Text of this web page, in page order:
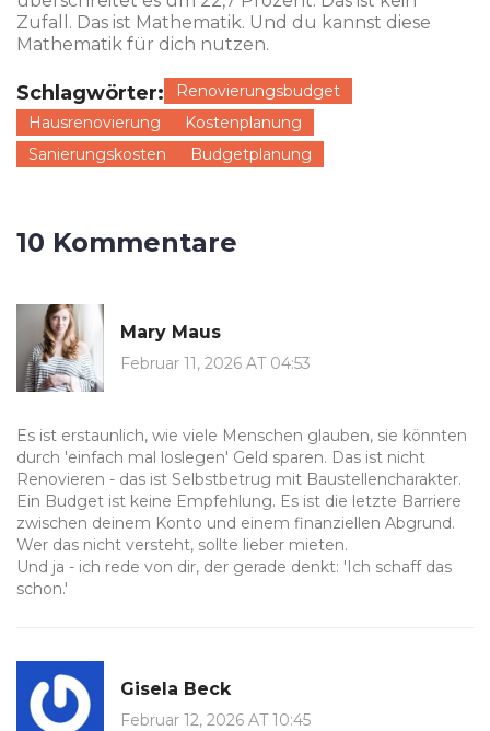
Zufall. Das ist Mathematik. Und du kannst diese
Mathematik für dich nutzen.
Schlagwörter:
Renovierungsbudget
Hausrenovierung
Kostenplanung
Sanierungskosten
Budgetplanung
10 Kommentare
Mary Maus
Februar 11, 2026 AT 04:53
Es ist erstaunlich, wie viele Menschen glauben, sie könnten
durch 'einfach mal loslegen' Geld sparen. Das ist nicht
Renovieren - das ist Selbstbetrug mit Baustellencharakter.
Ein Budget ist keine Empfehlung. Es ist die letzte Barriere
zwischen deinem Konto und einem finanziellen Abgrund.
Wer das nicht versteht, sollte lieber mieten.
Und ja - ich rede von dir, der gerade denkt: 'Ich schaff das
schon.'
Gisela Beck
Februar 12, 2026 AT 10:45